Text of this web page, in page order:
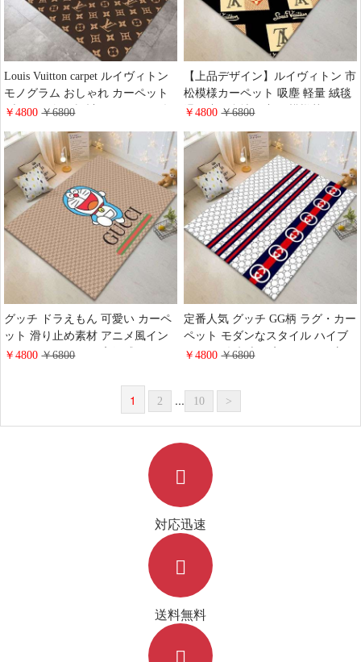
Louis Vuitton carpet ルイヴィトン
モノグラム おしゃれ カーペット
ブラウン 軽量設計フランネル 絨
￥4800￥6800
【上品デザイン】ルイヴィトン 市
松模様カーペット 吸塵 軽量 絨毯
滑り止め裏地 お部屋模様替え ハ
汚れ落とし簡単 リビング ベッド
サイド 玄関 マット 高級インテリ
ア
￥4800￥6800
グッチ ドラえもん 可愛い カーペ
ット 滑り止め素材 アニメ風イン
テリア ラグマット 高級感 おしゃ
GUCCI ベージュ GG柄 アイコン
子供部屋 リビングルーム 玄関ホ
￥4800￥6800
定番人気 グッチ GG柄 ラグ・カー
ペット モダンなスタイル ハイブ
ランド 絨毯 専門店 GUCCI 長方形
￥4800￥6800
1 2 ... 10 >
対応迅速
送料無料